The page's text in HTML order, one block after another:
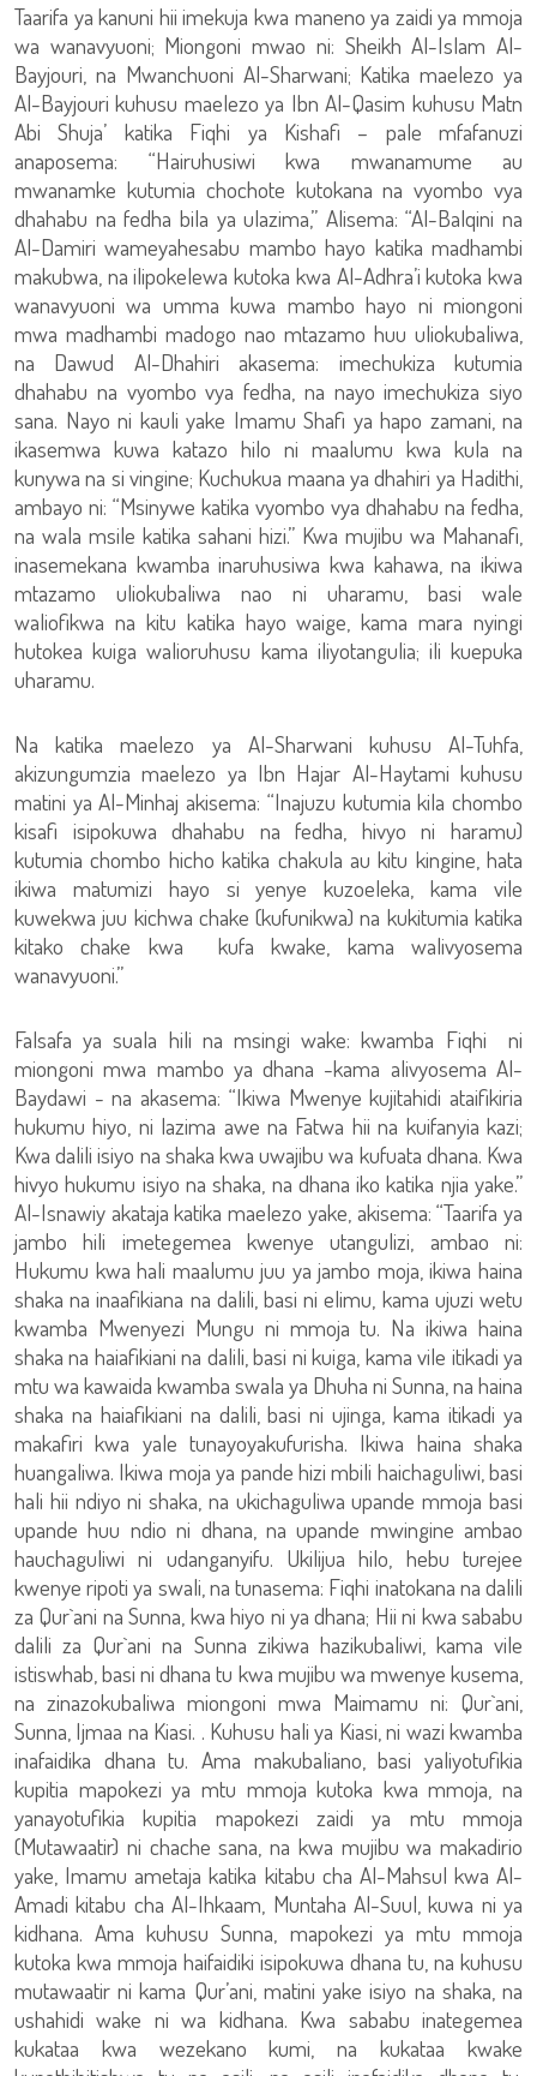
Taarifa ya kanuni hii imekuja kwa maneno ya zaidi ya mmoja
wa wanavyuoni; Miongoni mwao ni: Sheikh Al-Islam Al-
Bayjouri, na Mwanchuoni Al-Sharwani; Katika maelezo ya
Al-Bayjouri kuhusu maelezo ya Ibn Al-Qasim kuhusu Matn
Abi Shuja’ katika Fiqhi ya Kishafi – pale mfafanuzi
anaposema: “Hairuhusiwi kwa mwanamume au
mwanamke kutumia chochote kutokana na vyombo vya
dhahabu na fedha bila ya ulazima,” Alisema: “Al-Balqini na
Al-Damiri wameyahesabu mambo hayo katika madhambi
makubwa, na ilipokelewa kutoka kwa Al-Adhra’i kutoka kwa
wanavyuoni wa umma kuwa mambo hayo ni miongoni
mwa madhambi madogo nao mtazamo huu uliokubaliwa,
na Dawud Al-Dhahiri akasema: imechukiza kutumia
dhahabu na vyombo vya fedha, na nayo imechukiza siyo
sana. Nayo ni kauli yake Imamu Shafi ya hapo zamani, na
ikasemwa kuwa katazo hilo ni maalumu kwa kula na
kunywa na si vingine; Kuchukua maana ya dhahiri ya Hadithi,
ambayo ni: “Msinywe katika vyombo vya dhahabu na fedha,
na wala msile katika sahani hizi.” Kwa mujibu wa Mahanafi,
inasemekana kwamba inaruhusiwa kwa kahawa, na ikiwa
mtazamo uliokubaliwa nao ni uharamu, basi wale
waliofikwa na kitu katika hayo waige, kama mara nyingi
hutokea kuiga walioruhusu kama iliyotangulia; ili kuepuka
uharamu.
Na katika maelezo ya Al-Sharwani kuhusu Al-Tuhfa,
akizungumzia maelezo ya Ibn Hajar Al-Haytami kuhusu
matini ya Al-Minhaj akisema: “Inajuzu kutumia kila chombo
kisafi isipokuwa dhahabu na fedha, hivyo ni haramu)
kutumia chombo hicho katika chakula au kitu kingine, hata
ikiwa matumizi hayo si yenye kuzoeleka, kama vile
kuwekwa juu kichwa chake (kufunikwa) na kukitumia katika
kitako chake kwa kufa kwake, kama walivyosema
wanavyuoni.”
Falsafa ya suala hili na msingi wake: kwamba Fiqhi ni
miongoni mwa mambo ya dhana -kama alivyosema Al-
Baydawi - na akasema: “Ikiwa Mwenye kujitahidi ataifikiria
hukumu hiyo, ni lazima awe na Fatwa hii na kuifanyia kazi;
Kwa dalili isiyo na shaka kwa uwajibu wa kufuata dhana. Kwa
hivyo hukumu isiyo na shaka, na dhana iko katika njia yake.”
Al-Isnawiy akataja katika maelezo yake, akisema: “Taarifa ya
jambo hili imetegemea kwenye utangulizi, ambao ni:
Hukumu kwa hali maalumu juu ya jambo moja, ikiwa haina
shaka na inaafikiana na dalili, basi ni elimu, kama ujuzi wetu
kwamba Mwenyezi Mungu ni mmoja tu. Na ikiwa haina
shaka na haiafikiani na dalili, basi ni kuiga, kama vile itikadi ya
mtu wa kawaida kwamba swala ya Dhuha ni Sunna, na haina
shaka na haiafikiani na dalili, basi ni ujinga, kama itikadi ya
makafiri kwa yale tunayoyakufurisha. Ikiwa haina shaka
huangaliwa. Ikiwa moja ya pande hizi mbili haichaguliwi, basi
hali hii ndiyo ni shaka, na ukichaguliwa upande mmoja basi
upande huu ndio ni dhana, na upande mwingine ambao
hauchaguliwi ni udanganyifu. Ukilijua hilo, hebu turejee
kwenye ripoti ya swali, na tunasema: Fiqhi inatokana na dalili
za Qur`ani na Sunna, kwa hiyo ni ya dhana; Hii ni kwa sababu
dalili za Qur`ani na Sunna zikiwa hazikubaliwi, kama vile
istiswhab, basi ni dhana tu kwa mujibu wa mwenye kusema,
na zinazokubaliwa miongoni mwa Maimamu ni: Qur`ani,
Sunna, Ijmaa na Kiasi. . Kuhusu hali ya Kiasi, ni wazi kwamba
inafaidika dhana tu. Ama makubaliano, basi yaliyotufikia
kupitia mapokezi ya mtu mmoja kutoka kwa mmoja, na
yanayotufikia kupitia mapokezi zaidi ya mtu mmoja
(Mutawaatir) ni chache sana, na kwa mujibu wa makadirio
yake, Imamu ametaja katika kitabu cha Al-Mahsul kwa Al-
Amadi kitabu cha Al-Ihkaam, Muntaha Al-Suul, kuwa ni ya
kidhana. Ama kuhusu Sunna, mapokezi ya mtu mmoja
kutoka kwa mmoja haifaidiki isipokuwa dhana tu, na kuhusu
mutawaatir ni kama Qur’ani, matini yake isiyo na shaka, na
ushahidi wake ni wa kidhana. Kwa sababu inategemea
kukataa kwa wezekano kumi, na kukataa kwake